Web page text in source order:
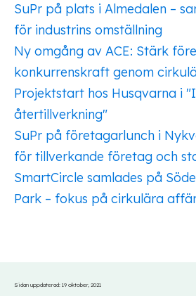
SuPr på plats i Almedalen –
för industrins omställning
Ny omgång av ACE: Stärk
konkurrenskraft genom
Projektstart hos Husqvarna i
återtillverkning"
SuPr på företagarlunch i
för tillverkande företag och
SmartCircle samlades på
Park – fokus på cirkulära
Sidan uppdaterad: 19 oktober, 2021